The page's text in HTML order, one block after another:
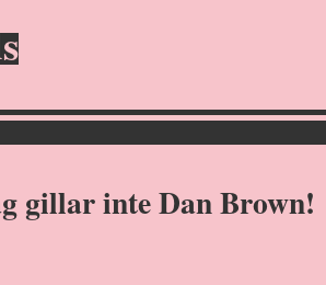
gillar inte Dan Brown!